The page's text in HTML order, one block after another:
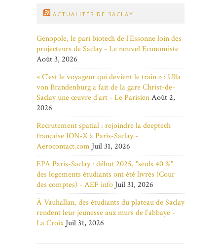
ACTUALITÉS DE SACLAY
Genopole, le pari biotech de l'Essonne loin des
projecteurs de Saclay - Le nouvel Economiste
Août 3, 2026
« C’est le voyageur qui devient le train » : Ulla
von Brandenburg a fait de la gare Christ-de-
Saclay une œuvre d’art - Le ParisienAoût 2,
2026
Recrutement spatial : rejoindre la deeptech
française ION-X à Paris-Saclay -
Aerocontact.com Juil 31, 2026
EPA Paris-Saclay : début 2025, "seuls 40 %"
des logements étudiants ont été livrés (Cour
des comptes) - AEF info Juil 31, 2026
À Vauhallan, des étudiants du plateau de Saclay
rendent leur jeunesse aux murs de l’abbaye -
La Croix Juil 31, 2026